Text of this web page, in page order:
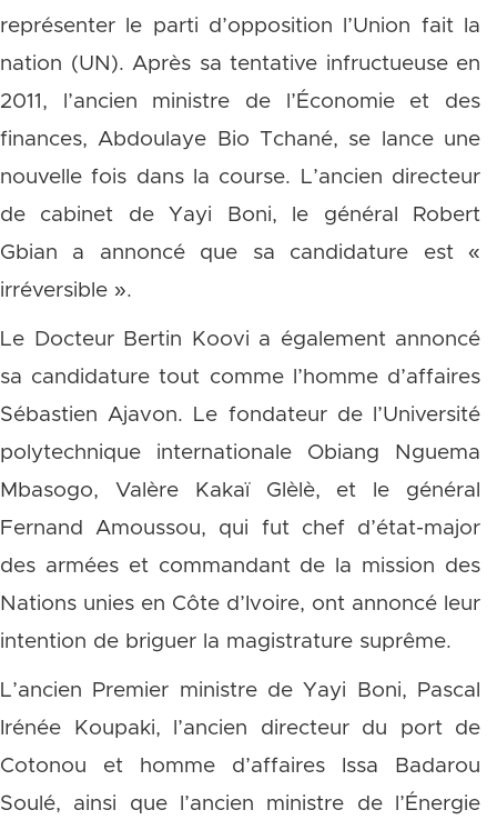
représenter le parti d’opposition l’Union fait la
nation (UN). Après sa tentative infructueuse en
2011, l’ancien ministre de l’Économie et des
finances, Abdoulaye Bio Tchané, se lance une
nouvelle fois dans la course. L’ancien directeur
de cabinet de Yayi Boni, le général Robert
Gbian a annoncé que sa candidature est «
irréversible ».
Le Docteur Bertin Koovi a également annoncé
sa candidature tout comme l’homme d’affaires
Sébastien Ajavon. Le fondateur de l’Université
polytechnique internationale Obiang Nguema
Mbasogo, Valère Kakaï Glèlè, et le général
Fernand Amoussou, qui fut chef d’état-major
des armées et commandant de la mission des
Nations unies en Côte d’Ivoire, ont annoncé leur
intention de briguer la magistrature suprême.
L’ancien Premier ministre de Yayi Boni, Pascal
Irénée Koupaki, l’ancien directeur du port de
Cotonou et homme d’affaires Issa Badarou
Soulé, ainsi que l’ancien ministre de l’Énergie